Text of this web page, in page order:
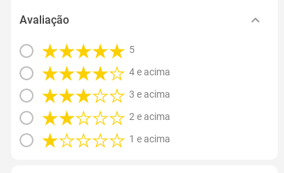
Avaliação
5
4 e acima
3 e acima
2 e acima
1 e acima